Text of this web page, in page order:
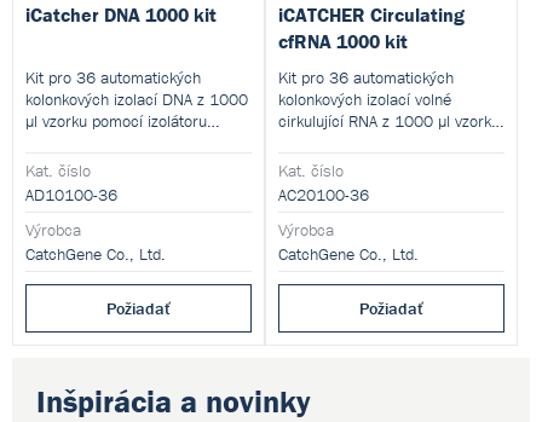
Inšpirácia a novinky
iCatcher DNA 1000 kit
Kit pro 36 automatických
kolonkových izolací DNA z 1000
µl vzorku pomocí izolátoru
Kat. číslo
AD10100-36
Výrobca
CatchGene Co., Ltd.
Požiadať
iCATCHER Circulating
cfRNA 1000 kit
Kit pro 36 automatických
kolonkových izolací volné
cirkulující RNA z 1000 µl vzorku
iCatcher 12.
Kat. číslo
AC20100-36
Výrobca
CatchGene Co., Ltd.
Požiadať